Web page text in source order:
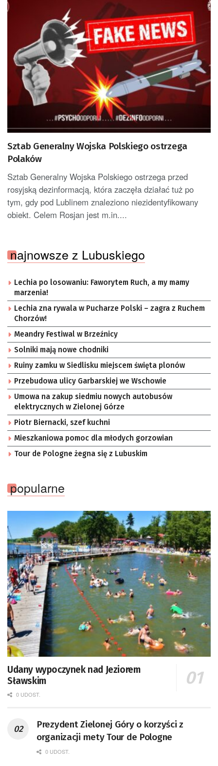
Sztab Generalny Wojska Polskiego ostrzega
Polaków
Sztab Generalny Wojska Polskiego ostrzega przed
rosyjską dezinformacją, która zaczęła działać tuż po
tym, gdy pod Lublinem znaleziono niezidentyfikowany
obiekt. Celem Rosjan jest m.in....
najnowsze z Lubuskiego
Lechia po losowaniu: Faworytem Ruch, a my mamy
marzenia!
Lechia zna rywala w Pucharze Polski – zagra z Ruchem
Chorzów!
Meandry Festiwal w Brzeźnicy
Solniki mają nowe chodniki
Ruiny zamku w Siedlisku miejscem święta plonów
Przebudowa ulicy Garbarskiej we Wschowie
Umowa na zakup siedmiu nowych autobusów
elektrycznych w Zielonej Górze
Piotr Biernacki, szef kuchni
Mieszkaniowa pomoc dla młodych gorzowian
Tour de Pologne żegna się z Lubuskim
popularne
Udany wypoczynek nad Jeziorem
Sławskim
0 UDOST.
Prezydent Zielonej Góry o korzyści z
organizacji mety Tour de Pologne
0 UDOST.